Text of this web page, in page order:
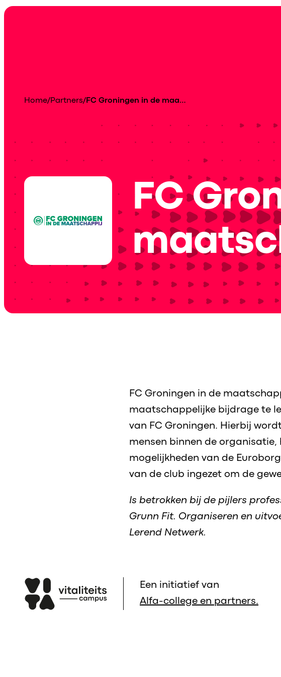
Home/Partners/ FC Groningen in de maatschappij
FC
FC Groningen in de
maatschappelijke bijdrage te
van FC Groningen. Hierbij
mensen binnen de
mogelijkheden van de
van de club ingezet om de
Is betrokken bij de pijlers
Grunn Fit. Organiseren en
Lerend Netwerk.
Een initiatief van
Alfa-college en partners.